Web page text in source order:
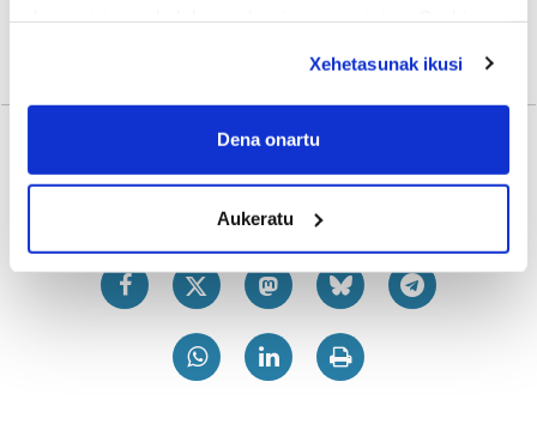
If you allow, we would also like to:
Collect information about your geographical
meters
Identify your device by actively scanning it for
specific characteristics (fingerprinting)
Find out more about how your personal data is processed
and set your preferences in the
details section.
Guk eta gure bazkideek zure datu pertsonalak
Xehetasunak ikusi
Dena onartu
Aukeratu
Gehiago